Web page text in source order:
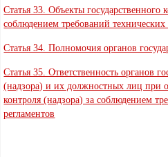
Статья 33. Объекты государственного
соблюдением требований технических
Статья 34. Полномочия органов
Статья 35. Ответственность органов
(надзора) и их должностных лиц при
контроля (надзора) за соблюдением
регламентов